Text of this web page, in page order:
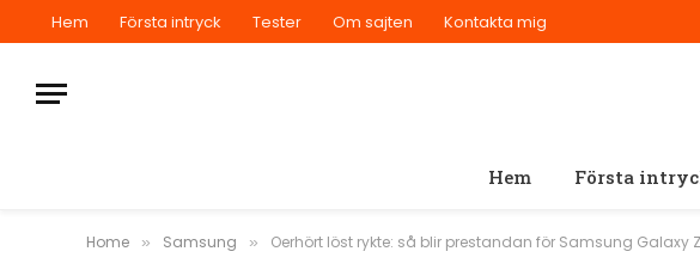
Hem Första intryck Tester Om sajten Kontakta mig
Hem Första
Home » Samsung » Oerhört löst rykte: så blir prestandan för Samsung Galaxy Z